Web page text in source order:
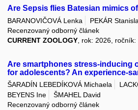
Are Sepsis flies Batesian mimics
BARANOVIČOVÁ Lenka
PEKÁR
Recenzovaný odborný článek
CURRENT ZOOLOGY , rok: 2026,
Are smartphones stress-inducing
for adolescents? An experience-
ŠARADÍN LEBEDÍKOVÁ Michaela
BEYENS Ine
ŠMAHEL David
Recenzovaný odborný článek